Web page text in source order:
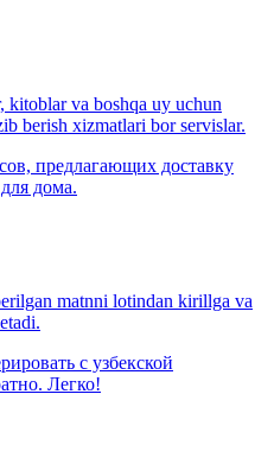
va boshqa uy uchun
berish xizmatlari bor servislar.
предлагающих доставку
дома.
matnni lotindan kirillga va
с узбекской
Легко!